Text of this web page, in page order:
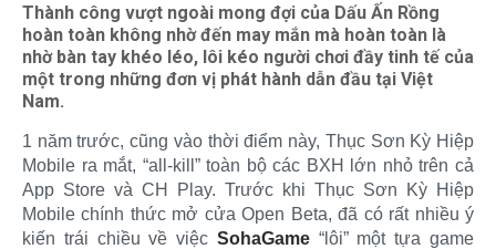
Thành công vượt ngoài mong đợi của Dấu Ấn Rồng
hoàn toàn không nhờ đến may mắn mà hoàn toàn là
nhờ bàn tay khéo léo, lôi kéo người chơi đầy tinh tế của
một trong những đơn vị phát hành dẫn đầu tại Việt
Nam.
1 năm trước, cũng vào thời điểm này, Thục Sơn Kỳ Hiệp
Mobile ra mắt, “all-kill” toàn bộ các BXH lớn nhỏ trên cả
App Store và CH Play. Trước khi Thục Sơn Kỳ Hiệp
Mobile chính thức mở cửa Open Beta, đã có rất nhiều ý
kiến trái chiều về việc SohaGame“lôi” một tựa game